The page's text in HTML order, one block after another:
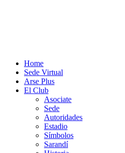
Home
Sede Virtual
Arse Plus
El Club
Asociate
Sede
Autoridades
Estadio
Símbolos
Sarandí